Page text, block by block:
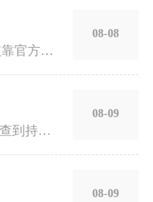
OKX（原okex）手续费佣金返还依靠官方邀请推荐体系自动结
08-08
虚拟币单一链上钱包地址无法直接查到持有人实名身份，但只要账户
08-09
08-09